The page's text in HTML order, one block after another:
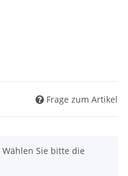
Frage zum Artikel
Sie bitte die